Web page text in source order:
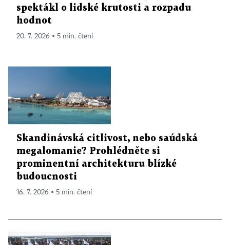
spektákl o lidské krutosti a rozpadu
hodnot
20. 7. 2026 ▪ 5 min. čtení
Skandinávská citlivost, nebo saúdská
megalomanie? Prohlédněte si
prominentní architekturu blízké
budoucnosti
16. 7. 2026 ▪ 5 min. čtení